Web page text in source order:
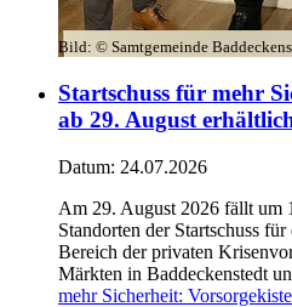
Bild: © Samtgemeinde
Startschuss für mehr
ab 29. August
Datum: 24.07.2026
Am 29. August 2026 fällt um
Standorten der Startschuss
Bereich der privaten
Märkten in Baddeckenstedt
mehr Sicherheit: